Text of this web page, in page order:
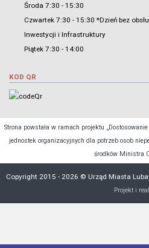
Środa 7:30 - 15:30
Czwartek 7:30 - 15:30 *Dzień bez
Inwestycji i Infrastruktury
Piątek 7:30 - 14:00
KOD QR
Strona powstała w ramach projektu
jednostek organizacyjnych dla potrzeb osob
środków Ministra
Copyright 2015 - 2026 © Urząd Miasta
Projekt i